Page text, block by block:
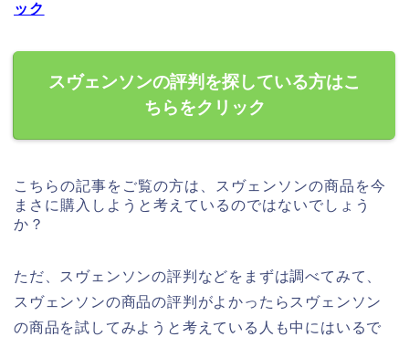
ック
スヴェンソンの評判を探している方はこ
ちらをクリック
こちらの記事をご覧の方は、スヴェンソンの商品を今
まさに購入しようと考えているのではないでしょう
か？
ただ、スヴェンソンの評判などをまずは調べてみて、
スヴェンソンの商品の評判がよかったらスヴェンソン
の商品を試してみようと考えている人も中にはいるで